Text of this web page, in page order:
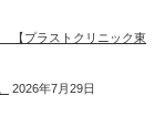
プラストクリニック東
2026年7月29日